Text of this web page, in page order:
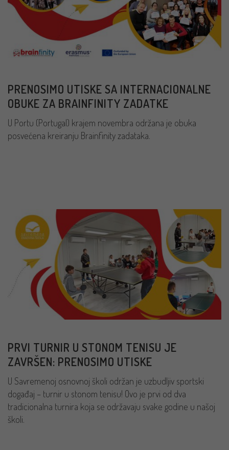
PRENOSIMO UTISKE SA INTERNACIONALNE
OBUKE ZA BRAINFINITY ZADATKE
U Portu (Portugal) krajem novembra održana je obuka
posvećena kreiranju Brainfinity zadataka.
PRVI TURNIR U STONOM TENISU JE
ZAVRŠEN: PRENOSIMO UTISKE
U Savremenoj osnovnoj školi održan je uzbudljiv sportski
događaj – turnir u stonom tenisu! Ovo je prvi od dva
tradicionalna turnira koja se održavaju svake godine u našoj
školi.